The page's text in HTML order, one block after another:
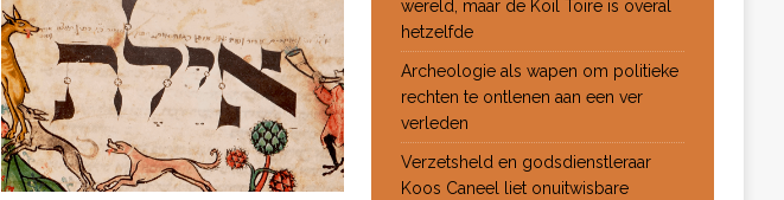
wereld, maar de Koil Toire is overal
hetzelfde
Archeologie als wapen om politieke
rechten te ontlenen aan een ver
verleden
Verzetsheld en godsdienstleraar
Koos Caneel liet onuitwisbare